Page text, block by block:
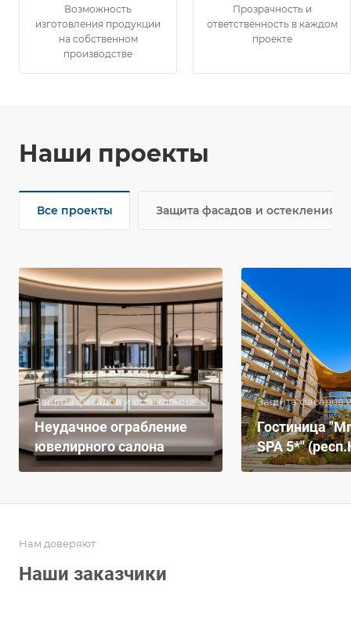
Возможность
изготовления продукции
на собственном
производстве
Прозрачность и
ответственность в каждом
проекте
Наши проекты
Все проекты Защита фасадов и остекления
Защита фасадов и остекления
Неудачное ограбление
ювелирного салона
Защита фасадов
Гостиница
SPA 5*"
Нам доверяют
Наши заказчики